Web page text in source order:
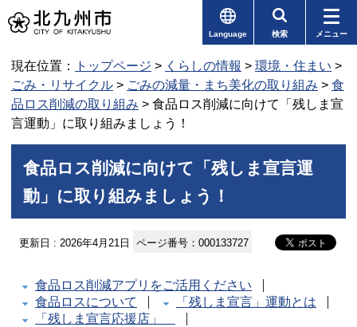
Language 検索 メニュー
現在位置： トップページ > くらしの情報 > 環境・住まい >
ごみ・リサイクル > ごみの減量・まち美化の取り組み > 食
品ロス削減の取り組み > 食品ロス削減に向けて「残しま宣
言運動」に取り組みましょう！
食品ロス削減に向けて「残しま宣言運
動」に取り組みましょう！
更新日 : 2026年4月21日 ページ番号：000133727
食品ロス削減アプリをご活用ください
食品ロスについて
「残しま宣言」運動とは
「残しま宣言応援店」